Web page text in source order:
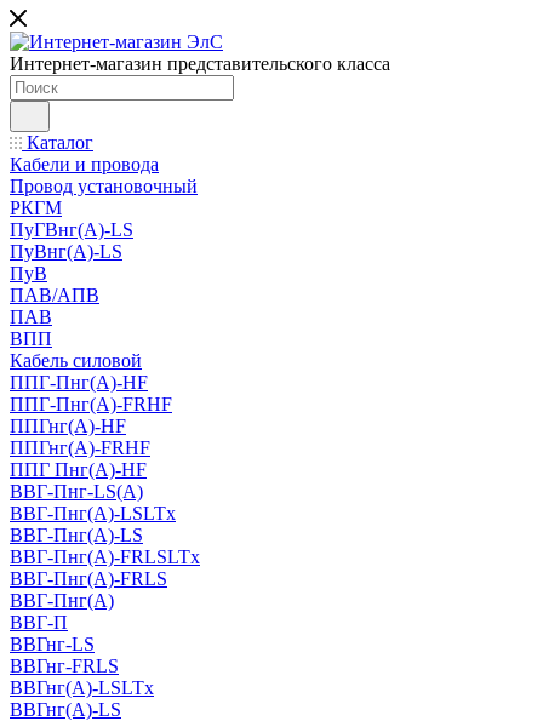
Интернет-магазин представительского класса
Каталог
Кабели и провода
Провод установочный
РКГМ
ПуГВнг(А)-LS
ПуВнг(А)-LS
ПуВ
ПАВ/АПВ
ПАВ
ВПП
Кабель силовой
ППГ-Пнг(А)-HF
ППГ-Пнг(А)-FRHF
ППГнг(А)-HF
ППГнг(А)-FRHF
ППГ Пнг(А)-HF
ВВГ-Пнг-LS(А)
ВВГ-Пнг(А)-LSLTx
ВВГ-Пнг(А)-LS
ВВГ-Пнг(А)-FRLSLTx
ВВГ-Пнг(А)-FRLS
ВВГ-Пнг(А)
ВВГ-П
ВВГнг-LS
ВВГнг-FRLS
ВВГнг(А)-LSLTx
ВВГнг(А)-LS